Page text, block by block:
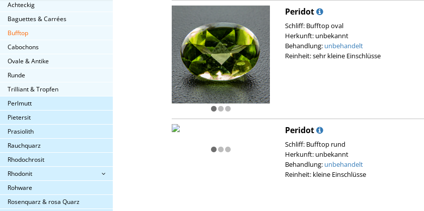
Achteckig
Baguettes & Carrées
Bufftop
Cabochons
Ovale & Antike
Runde
Trilliant & Tropfen
Perlmutt
Pietersit
Prasiolith
Rauchquarz
Rhodochrosit
Rhodonit
Rohware
Rosenquarz & rosa Quarz
Peridot
Schliff: Bufftop oval
Herkunft: unbekannt
Behandlung: unbehandelt
Reinheit: sehr kleine Einschlüsse
Peridot
Schliff: Bufftop rund
Herkunft: unbekannt
Behandlung: unbehandelt
Reinheit: kleine Einschlüsse